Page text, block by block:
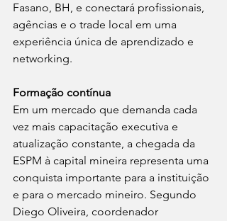
Fasano, BH, e conectará profissionais,
agências e o trade local em uma
experiência única de aprendizado e
networking.
Formação contínua
Em um mercado que demanda cada
vez mais capacitação executiva e
atualização constante, a chegada da
ESPM à capital mineira representa uma
conquista importante para a instituição
e para o mercado mineiro. Segundo
Diego Oliveira, coordenador